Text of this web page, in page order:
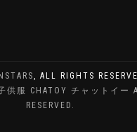
, ALL RIGHTS
服 CHATOY チャットイー
RESERVED.